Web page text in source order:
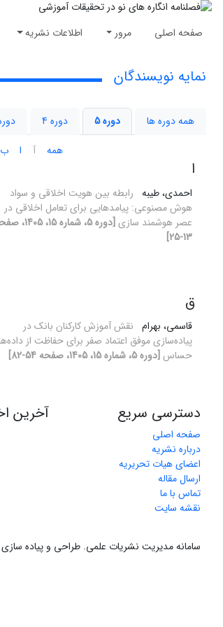
صفحه اصلی مرور اطلاعات نشریه
نمایه نویسندگان
همه دوره ها دوره 5 دوره 4 دوره
همه
آ ا ب
ا
احمدی، طیبه رابطه بین هویت اخلاقی و سواد
هوش مصنوعی: پیامدهایی برای تعامل اخلاقی در
عصر هوشمند سازی
[دوره 5، شماره 15،
13-25]
ق
قاسمی، بهرام نقش آموزش کارکنان بانک در
پیاده‌سازی موفق اعتماد صفر برای حفاظت از
حساس [دوره 5، شماره 15، 1405، صفحه 54-82]
دسترسی سریع
صفحه اصلی
درباره نشریه
اعضای هیات تحریریه
ارسال مقاله
تماس با ما
نقشه سایت
آخرین
سامانه مدیریت نشریات علمی. طراحی و پیاده سازی